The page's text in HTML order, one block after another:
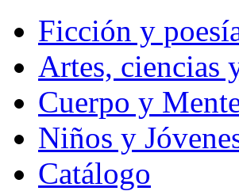
Ficción y
Artes, ciencias
Cuerpo y
Niños y
Catálogo